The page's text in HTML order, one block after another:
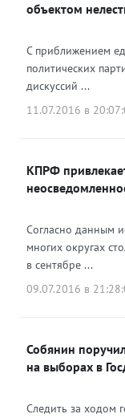
объектом
С приближением
политических
дискуссий ...
11.07.2016 в
КПРФ
Согласно данным
многих округах
в сентябре ...
09.07.2016 в
Собянин
на выборах в
Следить за ходом